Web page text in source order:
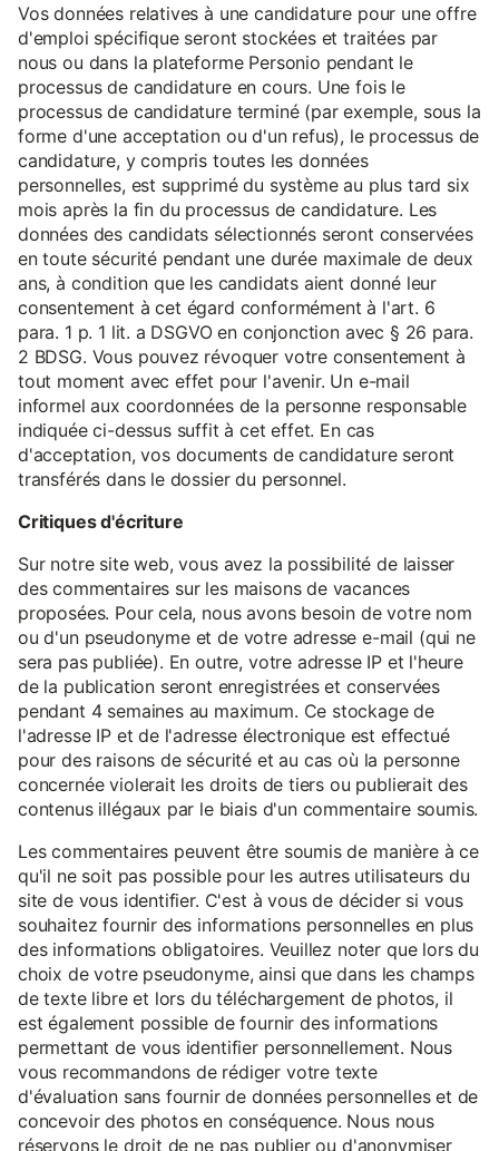
Vos données relatives à une candidature pour une offre
d'emploi spécifique seront stockées et traitées par
nous ou dans la plateforme Personio pendant le
processus de candidature en cours. Une fois le
processus de candidature terminé (par exemple, sous la
forme d'une acceptation ou d'un refus), le processus de
candidature, y compris toutes les données
personnelles, est supprimé du système au plus tard six
mois après la fin du processus de candidature. Les
données des candidats sélectionnés seront conservées
en toute sécurité pendant une durée maximale de deux
ans, à condition que les candidats aient donné leur
consentement à cet égard conformément à l'art. 6
para. 1 p. 1 lit. a DSGVO en conjonction avec § 26 para.
2 BDSG. Vous pouvez révoquer votre consentement à
tout moment avec effet pour l'avenir. Un e-mail
informel aux coordonnées de la personne responsable
indiquée ci-dessus suffit à cet effet. En cas
d'acceptation, vos documents de candidature seront
transférés dans le dossier du personnel.
Critiques d'écriture
Sur notre site web, vous avez la possibilité de laisser
des commentaires sur les maisons de vacances
proposées. Pour cela, nous avons besoin de votre nom
ou d'un pseudonyme et de votre adresse e-mail (qui ne
sera pas publiée). En outre, votre adresse IP et l'heure
de la publication seront enregistrées et conservées
pendant 4 semaines au maximum. Ce stockage de
l'adresse IP et de l'adresse électronique est effectué
pour des raisons de sécurité et au cas où la personne
concernée violerait les droits de tiers ou publierait des
contenus illégaux par le biais d'un commentaire soumis.
Les commentaires peuvent être soumis de manière à ce
qu'il ne soit pas possible pour les autres utilisateurs du
site de vous identifier. C'est à vous de décider si vous
souhaitez fournir des informations personnelles en plus
des informations obligatoires. Veuillez noter que lors du
choix de votre pseudonyme, ainsi que dans les champs
de texte libre et lors du téléchargement de photos, il
est également possible de fournir des informations
permettant de vous identifier personnellement. Nous
vous recommandons de rédiger votre texte
d'évaluation sans fournir de données personnelles et de
concevoir des photos en conséquence. Nous nous
réservons le droit de ne pas publier ou d'anonymiser